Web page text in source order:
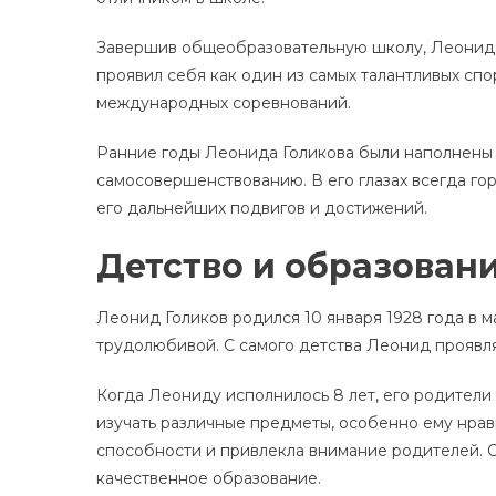
Завершив общеобразовательную школу,
проявил себя как один из самых талантливых
международных соревнований.
Ранние годы Леонида Голикова были
самосовершенствованию. В его глазах всегда
его дальнейших подвигов и достижений.
Детство и
Леонид Голиков родился 10 января 1928 года в
трудолюбивой. С самого детства Леонид
Когда Леониду исполнилось 8 лет, его
изучать различные предметы, особенно ему
способности и привлекла внимание
качественное образование.